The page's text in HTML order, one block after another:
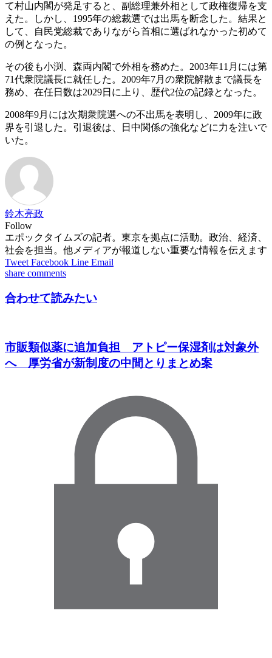
て村山内閣が発足すると、副総理兼外相として政権復帰を支
えた。しかし、1995年の総裁選では出馬を断念した。結果と
して、自民党総裁でありながら首相に選ばれなかった初めて
の例となった。
その後も小渕、森両内閣で外相を務めた。2003年11月には第
71代衆院議長に就任した。2009年7月の衆院解散まで議長を
務め、在任日数は2029日に上り、歴代2位の記録となった。
2008年9月には次期衆院選への不出馬を表明し、2009年に政
界を引退した。引退後は、日中関係の強化などに力を注いで
いた。
鈴木亮政
Follow
エポックタイムズの記者。東京を拠点に活動。政治、経済、
社会を担当。他メディアが報道しない重要な情報を伝えます
Tweet Facebook Line Email
share comments
合わせて読みたい
市販類似薬に追加負担 アトピー保湿剤は対象外
へ 厚労省が新制度の中間とりまとめ案